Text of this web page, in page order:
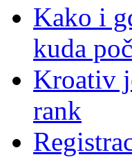
Kako i
kuda
Kroativ
rank